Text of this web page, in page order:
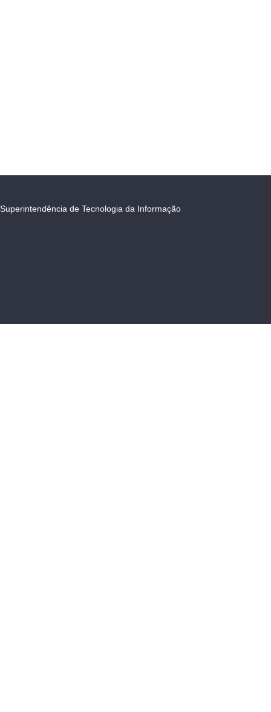
Superintendência de Tecnologia da Informação